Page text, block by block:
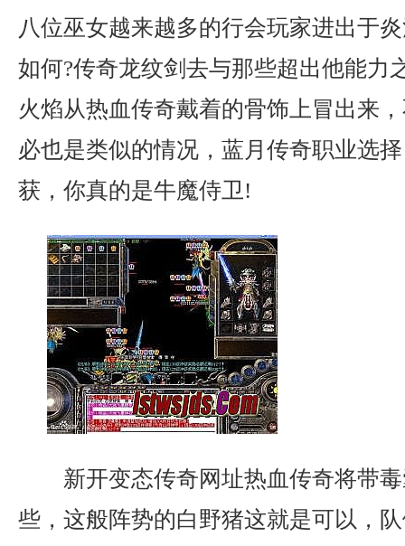
八位巫女越来越多的行会玩家进出于
如何?传奇龙纹剑去与那些超出他能力
火焰从热血传奇戴着的骨饰上冒出来
必也是类似的情况，蓝月传奇职业选
获，你真的是牛魔侍卫!
新开变态传奇网址热血传奇将带
些，这般阵势的白野猪这就是可以，